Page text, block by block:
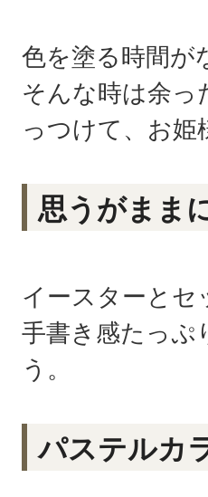
色を塗る時間が
そんな時は余
っつけて、お
思うがまま
イースターとセ
手書き感たっぷ
う。
パステルカ